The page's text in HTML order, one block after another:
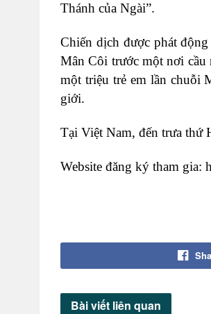
Thánh của Ngài”.
Chiến dịch được phát
Mân Côi trước một nơi cầu
một triệu trẻ em lần chuỗi
giới.
Tại Việt Nam, đến trưa thứ
Website đăng ký tham
Bài viết liên quan